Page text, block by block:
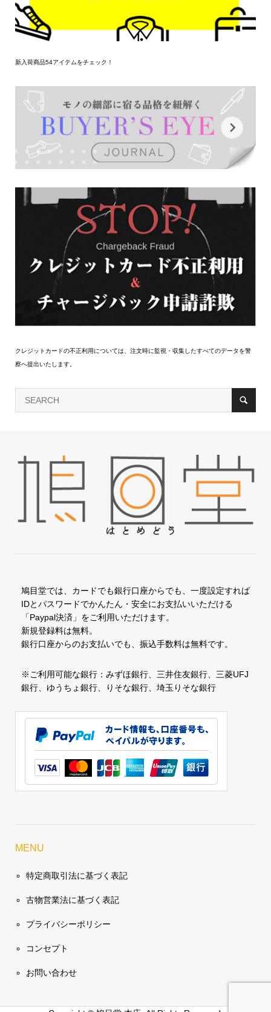
新入荷商品54アイテムをチェック！
クレジットカードの不正利用については、注文時に監視・収集したすべてのデータを警
察へ提出いたします。
鳩目堂では、カードでも銀行口座からでも、一度設定すれば
IDとパスワードでかんたん・安全にお支払いいただける
「Paypal決済」をご利用いただけます。
新規登録料は無料。
銀行口座からのお支払いでも、振込手数料は無料です。
※ご利用可能な銀行：みずほ銀行、三井住友銀行、三菱UFJ
銀行、ゆうちょ銀行、りそな銀行、埼玉りそな銀行
MENU
特定商取引法に基づく表記
古物営業法に基づく表記
プライバシーポリシー
コンセプト
お問い合わせ